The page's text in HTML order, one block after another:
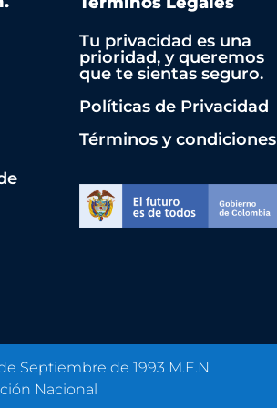
Tu privacidad es una
prioridad, y queremos
que te sientas seguro.
Políticas de Privacidad
Términos y condiciones
Septiembre de 1993 M.E.N
Nacional